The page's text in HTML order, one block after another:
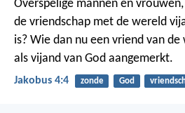
Overspelige mannen en
de vriendschap met de wereld
is? Wie dan nu een vriend van
als vijand van God aangemerkt.
Jakobus 4:4 zonde God